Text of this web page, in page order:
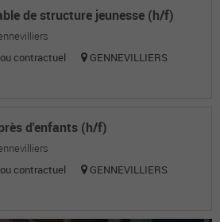
de structure jeunesse (h/f)
contractuel
GENNEVILLIERS
d'enfants (h/f)
contractuel
GENNEVILLIERS